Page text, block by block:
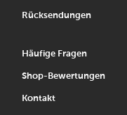
Rücksendungen
Häufige Fragen
Shop-Bewertungen
Kontakt